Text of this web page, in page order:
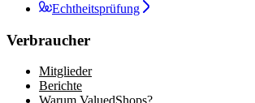
Echtheitsprüfung
Verbraucher
Mitglieder
Berichte